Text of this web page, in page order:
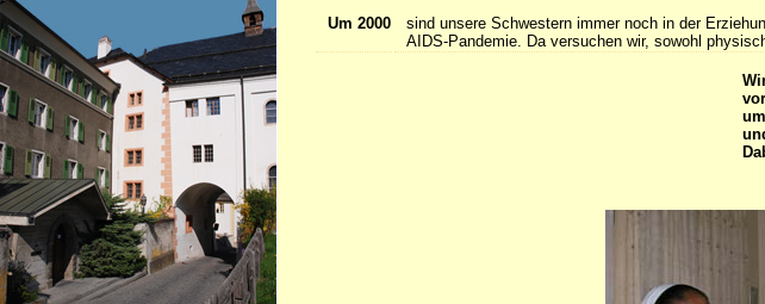
Um 2000
sind unsere Schwestern immer noch in der
AIDS-Pandemie. Da versuchen wir, sowohl